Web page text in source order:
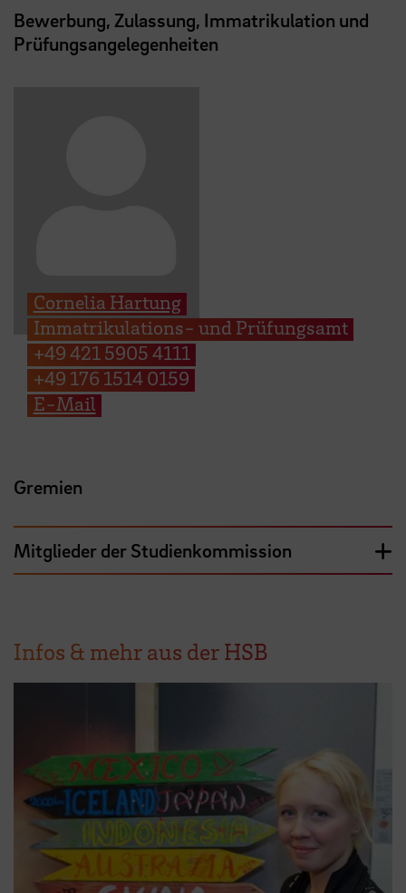
Bewerbung, Zulassung, Immatrikulation und
Prüfungsangelegenheiten
Cornelia Hartung
Immatrikulations- und Prüfungsamt
+49 421 5905 4111
+49 176 1514 0159
E-Mail
Gremien
Mitglieder der Studienkommission
Infos & mehr aus der HSB